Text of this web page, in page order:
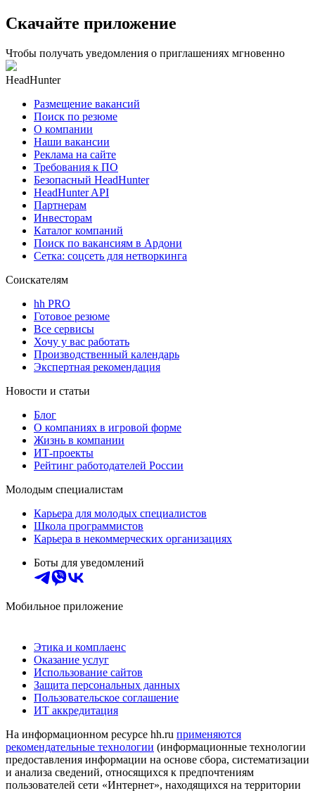
Скачайте приложение
Чтобы получать уведомления о приглашениях мгновенно
HeadHunter
Размещение вакансий
Поиск по резюме
О компании
Наши вакансии
Реклама на сайте
Требования к ПО
Безопасный HeadHunter
HeadHunter API
Партнерам
Инвесторам
Каталог компаний
Поиск по вакансиям в Ардони
Сетка: соцсеть для нетворкинга
Соискателям
hh PRO
Готовое резюме
Все сервисы
Хочу у вас работать
Производственный календарь
Экспертная рекомендация
Новости и статьи
Блог
О компаниях в игровой форме
Жизнь в компании
ИТ-проекты
Рейтинг работодателей России
Молодым специалистам
Карьера для молодых специалистов
Школа программистов
Карьера в некоммерческих организациях
Боты для уведомлений
Мобильное приложение
Этика и комплаенс
Оказание услуг
Использование сайтов
Защита персональных данных
Пользовательское соглашение
ИТ аккредитация
На информационном ресурсе hh.ru применяются
рекомендательные технологии (информационные технологии
предоставления информации на основе сбора, систематизации
и анализа сведений, относящихся к предпочтениям
пользователей сети «Интернет», находящихся на территории